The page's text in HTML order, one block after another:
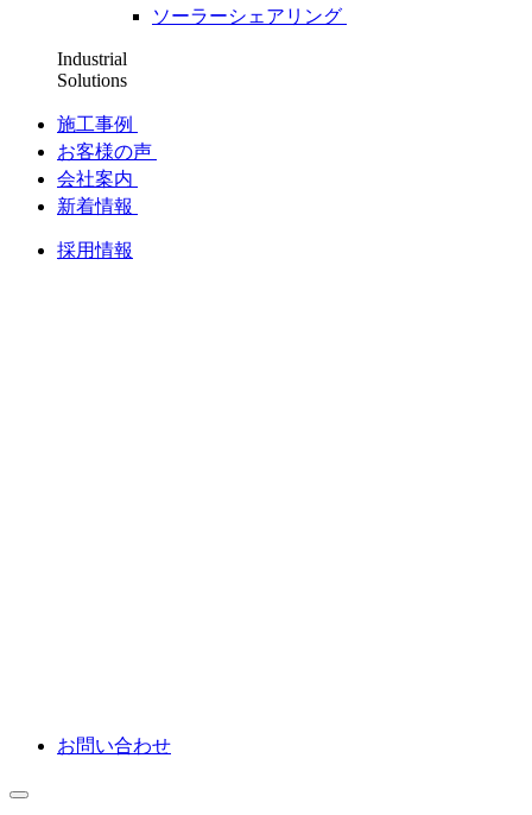
ソーラーシェアリング
Industrial
Solutions
施工事例
お客様の声
会社案内
新着情報
採用情報
お問い合わせ